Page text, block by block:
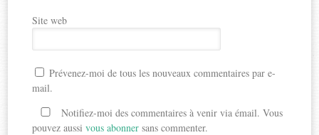
Site web
Prévenez-moi de tous les nouveaux commentaires par e-
mail.
Notifiez-moi des commentaires à venir via émail. Vous
pouvez aussivous abonner sans commenter.